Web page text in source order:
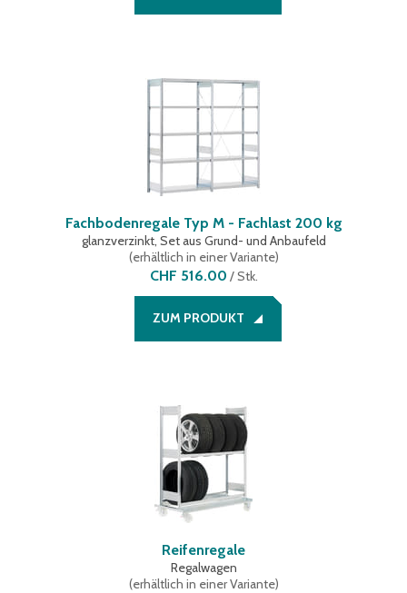
Fachbodenregale Typ M - Fachlast 200 kg
glanzverzinkt, Set aus Grund- und Anbaufeld
(erhältlich in einer Variante)
CHF 516.00 /Stk.
ZUM PRODUKT
Reifenregale
Regalwagen
(erhältlich in einer Variante)